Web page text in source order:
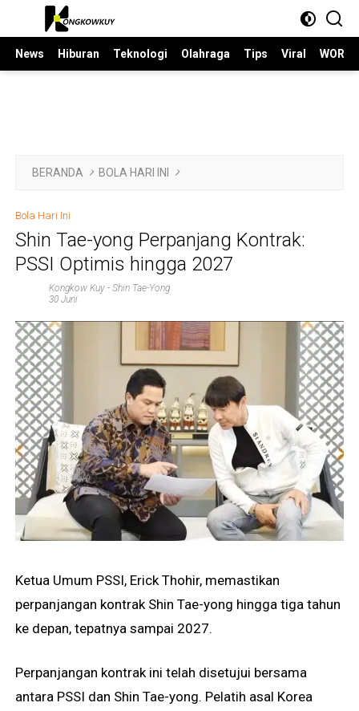
Langsung
News
Hiburan Teknologi Olahraga Tips Viral
BERANDA BOLA HARI INI
Bola Hari Ini
Shin Tae-yong Perpanjang Kontrak:
PSSI Optimis hingga 2027
Kongkow Kuy -Shin Tae-Yong
30 Juni
Ketua Umum PSSI, Erick Thohir, memastikan
perpanjangan kontrak Shin Tae-yong hingga tiga tahun
ke depan, tepatnya sampai 2027.
Perpanjangan kontrak ini telah disetujui bersama
antara PSSI dan Shin Tae-yong. Pelatih asal Korea